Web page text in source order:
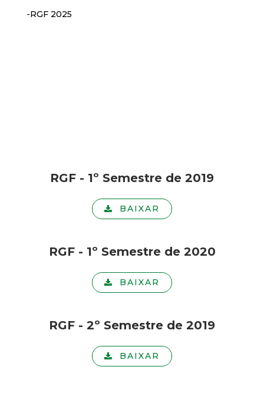
-RGF 2025
RGF - 1º Semestre de 2019
BAIXAR
RGF - 1º Semestre de 2020
BAIXAR
RGF - 2º Semestre de 2019
BAIXAR